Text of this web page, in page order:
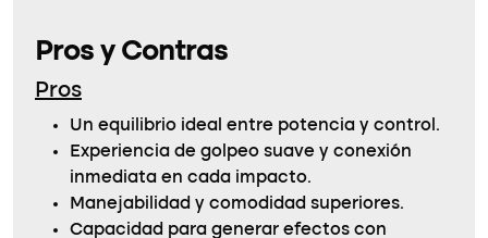
Pros y Contras
Pros
Un equilibrio ideal entre potencia y control.
Experiencia de golpeo suave y conexión
inmediata en cada impacto.
Manejabilidad y comodidad superiores.
Capacidad para generar efectos con